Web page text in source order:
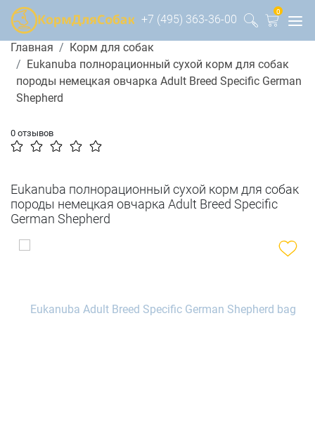
+7 (495) 363-36-00
0
Главная
Корм для собак
Eukanuba полнорационный сухой корм для собак
породы немецкая овчарка Adult Breed Specific German
Shepherd
0 отзывов
Eukanuba полнорационный сухой корм для собак
породы немецкая овчарка Adult Breed Specific
German Shepherd